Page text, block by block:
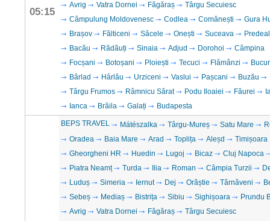
05:15
Avrig
Vatra Dornei Făgăraș
Târgu Secuiesc
Câmpulung Moldovenesc
Codlea Comănești
Gura
Brașov
Fălticeni Săcele Onești Suceava
Predeal
Bacău
Rădăuți Sinaia Adjud Dorohoi
Câmpina
Focșani
Botoșani Ploiești Tecuci Flămânzi
Bârlad
Hârlău Urziceni Vaslui Pașcani Buzău
Târgu Frumos
Râmnicu Sărat Podu Iloaiei Făurei
Ianca
Brăila Galați Budapesta
BEPS TRAVEL Mátészalka Târgu-Mureș Satu Mare
Oradea
Baia Mare Arad Toplița Aleșd
Timișoara
Gheorgheni HR
Huedin Lugoj Bicaz
Cluj Napoca
Piatra Neamț
Turda Ilia Roman Câmpia Turzii
Luduș
Simeria Iernut Dej Orăștie Târnăveni
Sebeș
Mediaș Bistrița Sibiu Sighișoara
Prundu
Avrig
Vatra Dornei Făgăraș
Târgu Secuiesc